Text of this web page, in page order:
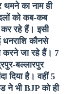
का नाम ही
को कब-कब
कर रहे हैं। इसी
कौनसे
करने जा रहे हैं। 7
बल्लारपुर
दिया है। वहीं 5
ने भी BJP को ही